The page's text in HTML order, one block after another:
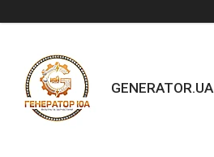
GENERATOR.UA